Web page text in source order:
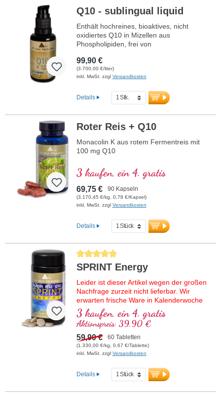
Q10 - sublingual liquid
Enthält hochreines, bioaktives, nicht
oxidiertes Q10 in Mizellen aus
Phospholipiden, frei von
Schutzatmosphäre abgefüllt.
99,90 €
(3.700,00 €/liter)
inkl. MwSt. zzgl Versandkosten
Details
Roter Reis + Q10
Monacolin K aus rotem Fermentreis mit
100 mg Q10
3 kaufen, ein 4. gratis
69,75 € 90 Kapseln
(3.170,45 €/kg, 0,78 €/Kapsel)
inkl. MwSt. zzgl Versandkosten
Details
Durchschnittliche Bewertung von 5 von 5 Sternen
SPRINT Energy
Leider ist dieser Artikel wegen der großen
Nachfrage zurzeit nicht lieferbar. Wir
erwarten frische Ware in Kalenderwoche
37/2026.
Hochwertige Rezeptur mit NADH,
bioaktivem Vitamin B12, Coenzym Q10
und veganem Vitamin D3. Als Sublingual-
Tablette zur Aufnahme schon über die
3 kaufen, ein 4. gratis
Aktionspreis: 39,90 €
59,90 € 60 Tabletten
(1.330,00 €/kg, 0,67 €/Tablette)
inkl. MwSt. zzgl Versandkosten
Details